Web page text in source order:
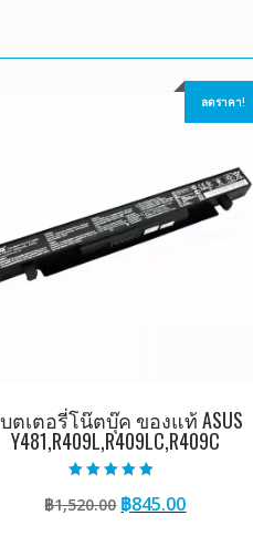
ลดราคา!
ตเตอรี่โน๊ตบุ๊ค ของแท้ ASUS
Y481,R409L,R409LC,R409C
4.50
ตั้งแต่ 1-5
฿1,520.00 Original
฿845.00Current